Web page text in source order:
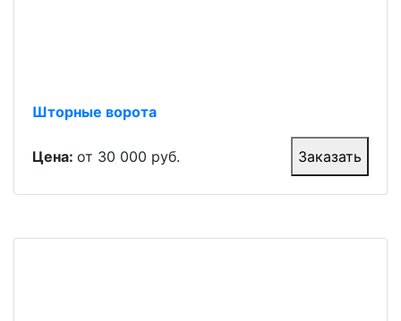
Шторные ворота
Цена: от 30 000 руб. Заказать